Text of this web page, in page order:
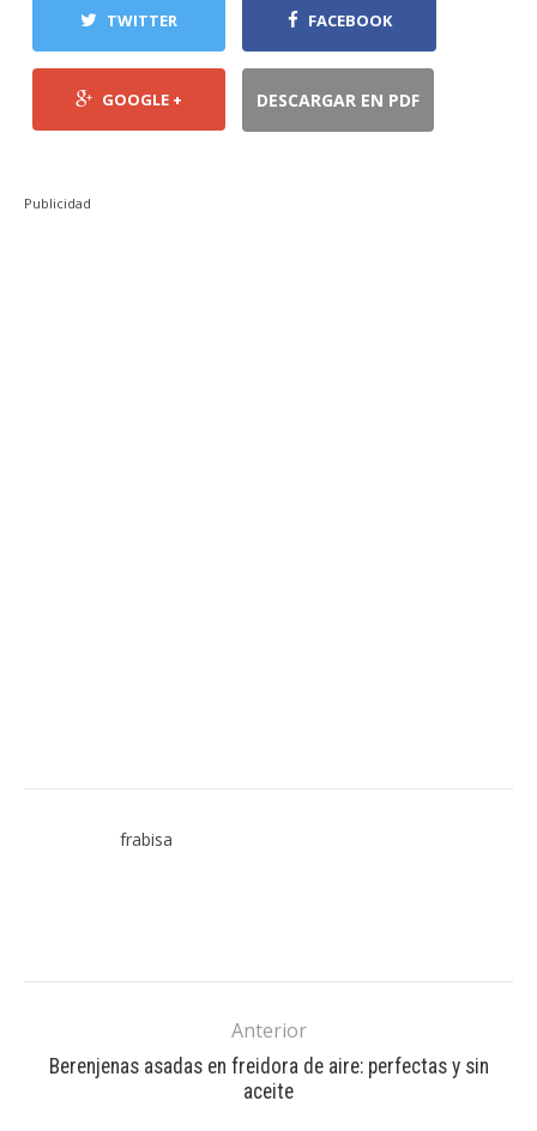
TWITTER FACEBOOK
GOOGLE + DESCARGAR EN PDF
Publicidad
frabisa
Anterior
Berenjenas asadas en freidora de aire: perfectas y sin
aceite